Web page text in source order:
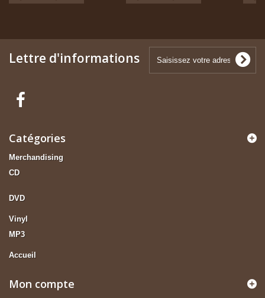
Lettre d'informations
Catégories
Merchandising
CD
DVD
Vinyl
MP3
Accueil
Mon compte